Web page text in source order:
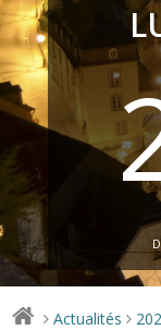
> Actualités >